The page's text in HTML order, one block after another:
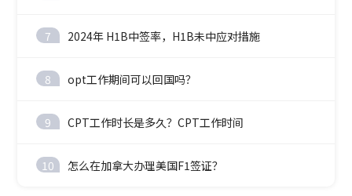
7 2024年 H1B中签率，H1B未中应对措施
8 opt工作期间可以回国吗？
9 CPT工作时长是多久？CPT工作时间
10 怎么在加拿大办理美国F1签证？